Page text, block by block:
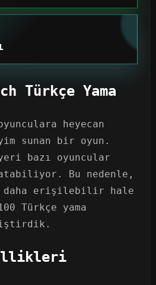
Türkçe Yama
heyecan
sunan bir oyun.
bazı oyuncular
Bu nedenle,
daha erişilebilir hale
Türkçe yama